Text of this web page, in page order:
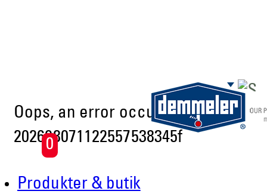
Skip to main content
0
Produkter & butik
Oops, an error occurred! Code:
202608071122557538345f